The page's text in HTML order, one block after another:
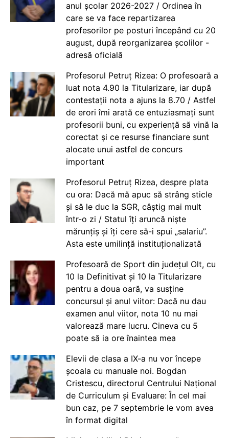
anul școlar 2026-2027 / Ordinea în
care se va face repartizarea
profesorilor pe posturi începând cu 20
august, după reorganizarea școlilor -
adresă oficială
Profesorul Petruț Rizea: O profesoară a
luat nota 4.90 la Titularizare, iar după
contestații nota a ajuns la 8.70 / Astfel
de erori îmi arată ce entuziasmați sunt
profesorii buni, cu experiență să vină la
corectat și ce resurse financiare sunt
alocate unui astfel de concurs
important
Profesorul Petruț Rizea, despre plata
cu ora: Dacă mă apuc să strâng sticle
și să le duc la SGR, câștig mai mult
într-o zi / Statul îți aruncă niște
mărunțiș și îți cere să-i spui „salariu”.
Asta este umilință instituționalizată
Profesoară de Sport din județul Olt, cu
10 la Definitivat și 10 la Titularizare
pentru a doua oară, va susține
concursul și anul viitor: Dacă nu dau
examen anul viitor, nota 10 nu mai
valorează mare lucru. Cineva cu 5
poate să ia ore înaintea mea
Elevii de clasa a IX-a nu vor începe
școala cu manuale noi. Bogdan
Cristescu, directorul Centrului Național
de Curriculum și Evaluare: În cel mai
bun caz, pe 7 septembrie le vom avea
în format digital